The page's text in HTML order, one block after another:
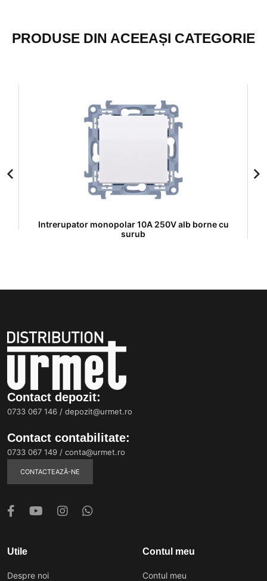
PRODUSE DIN ACEEAȘI CATEGORIE
Intrerupator monopolar 10A 250V alb borne cu
surub
Contact depozit:
0733 067 146 / depozit@urmet.ro
Contact contabilitate:
0733 067 149 / conta@urmet.ro
CONTACTEAZĂ-NE
Utile
Despre noi
Contul meu
Contul meu